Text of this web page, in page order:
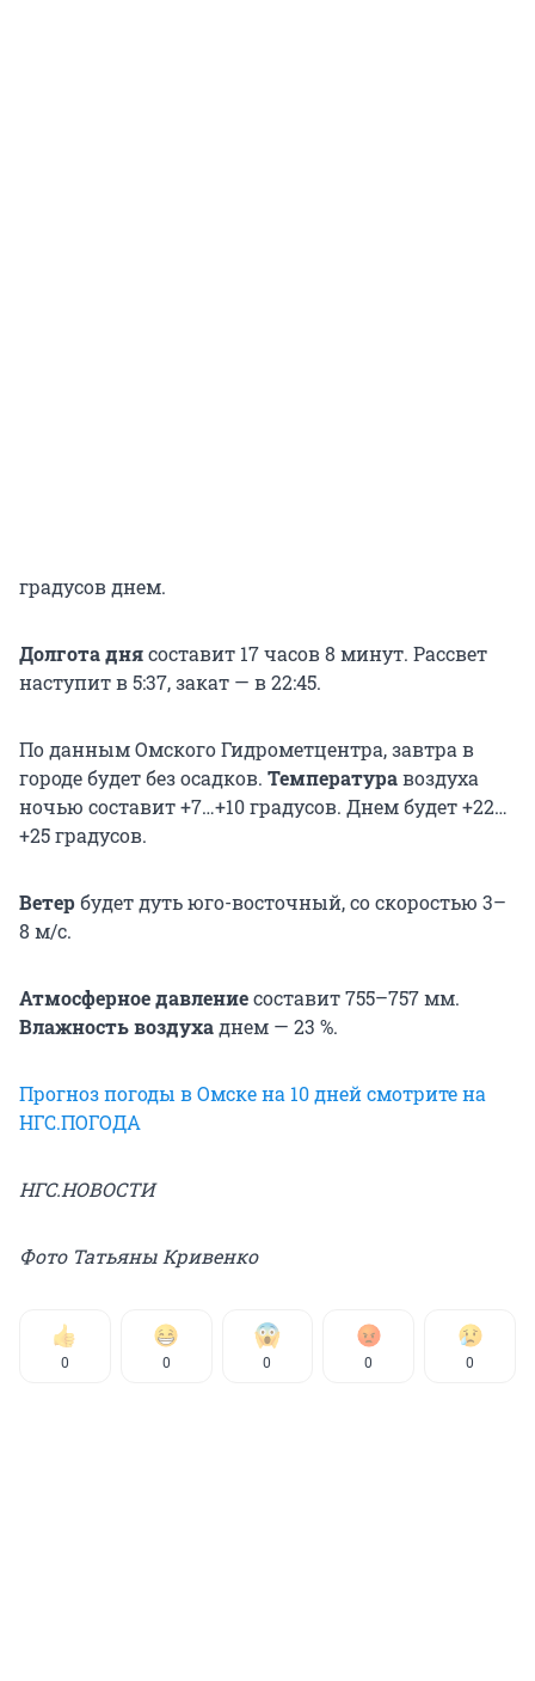
градусов днем.
Долгота днясоставит 17 часов 8 минут. Рассвет
наступит в 5:37, закат — в 22:45.
По данным Омского Гидрометцентра, завтра в
городе будет без осадков. Температуравоздуха
ночью составит +7…+10 градусов. Днем будет +22…
+25 градусов.
Ветербудет дуть юго-восточный, со скоростью 3–
8 м/с.
Атмосферное давлениесоставит 755–757 мм.
Влажность воздухаднем — 23 %.
Прогноз погоды в Омске на 10 дней смотрите на
НГС.ПОГОДА
НГС.НОВОСТИ
Фото Татьяны Кривенко
0 0 0 0 0